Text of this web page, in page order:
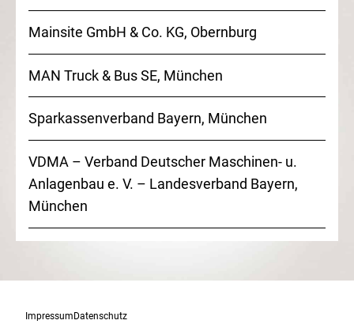
Mainsite GmbH & Co. KG, Obernburg
MAN Truck & Bus SE, München
Sparkassenverband Bayern, München
VDMA – Verband Deutscher Maschinen- u.
Anlagenbau e. V. – Landesverband Bayern,
München
ImpressumDatenschutz